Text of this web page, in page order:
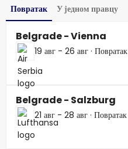
Повратак У једном правцу
Belgrade - Vienna
19 авг - 26 авг · Повратак
Belgrade - Salzburg
21 авг - 28 авг · Повратак